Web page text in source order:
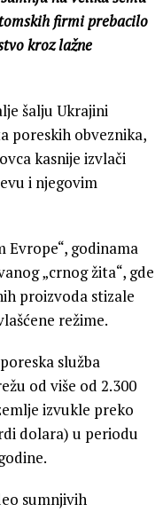
firmi prebacilo
kroz lažne
šalju Ukrajini
poreskih obveznika,
kasnije izvlači
i njegovim
Evrope“, godinama
„crnog žita“, gde
proizvoda stizale
režime.
služba
od više od 2.300
izvukle preko
dolara) u periodu
sumnjivih